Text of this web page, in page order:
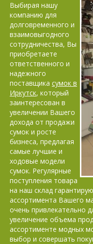
Выбирая нашу
компанию для
долговременного и
взаимовыгодного
сотрудничества, Вы
приобретаете
ответственного и
надежного
поставщика сумок в
Иркутск, который
заинтересован в
увеличении Вашего
дохода от продажи
сумок и росте
бизнеса, предлагая
самые лучшие и
ходовые модели
сумок. Регулярные
поступления товара
на наш склад
ассортимента Вашего
очень привлекательно
увеличение объема
ассортименте модных
выбор и совершать